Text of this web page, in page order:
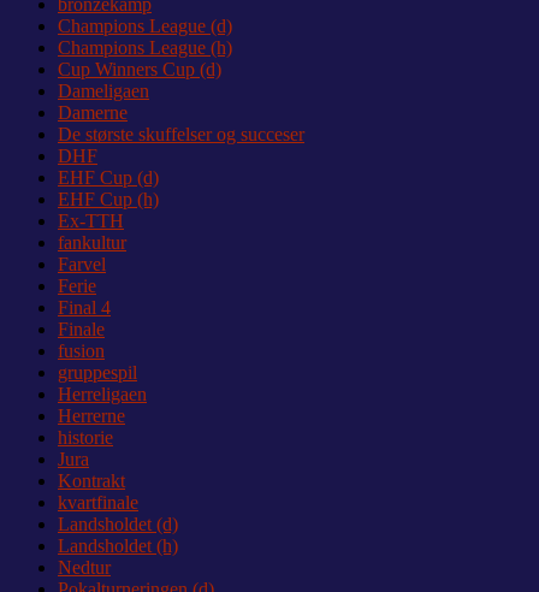
Champions League (d)
Champions League (h)
Cup Winners Cup (d)
Dameligaen
Damerne
De største skuffelser og succeser
DHF
EHF Cup (d)
EHF Cup (h)
Ex-TTH
fankultur
Farvel
Ferie
Final 4
Finale
fusion
gruppespil
Herreligaen
Herrerne
historie
Jura
Kontrakt
kvartfinale
Landsholdet (d)
Landsholdet (h)
Nedtur